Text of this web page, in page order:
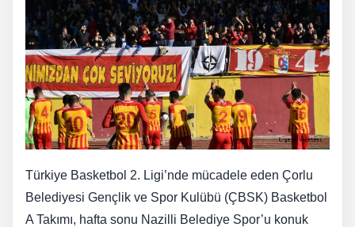
Türkiye Basketbol 2. Ligi’nde mücadele eden Çorlu
Belediyesi Gençlik ve Spor Kulübü (ÇBSK) Basketbol
A Takımı, hafta sonu Nazilli Belediye Spor’u konuk